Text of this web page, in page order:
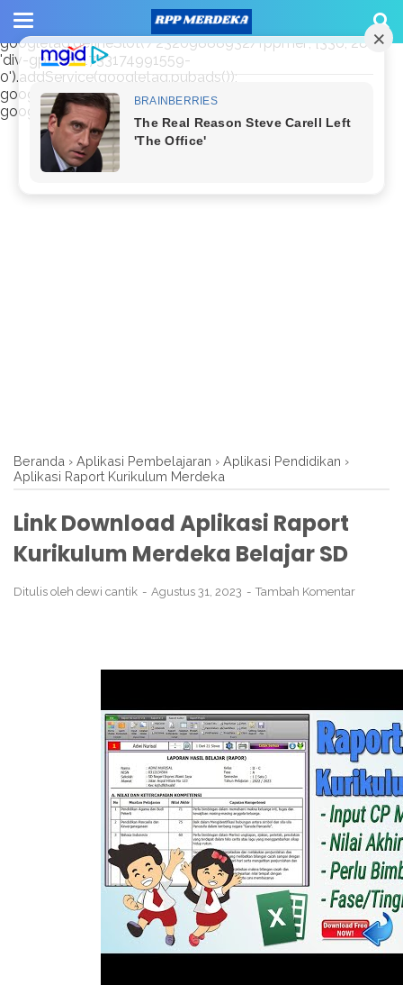
window.googletag = window.googletag || {cmd: []};
googletag.cmd.push(function() {
googletag.defineSlot('/23209888932/rppmer', [336, 280],
'div-gpt-ad-1733174991559-
0').addService(googletag.pubads());
googletag.pubads().enableSingleRequest();
googletag.enableServices(); });
Beranda › Aplikasi Pembelajaran › Aplikasi Pendidikan ›
Aplikasi Raport Kurikulum Merdeka
Link Download Aplikasi Raport
Kurikulum Merdeka Belajar SD
Ditulis oleh dewi cantik Agustus 31, 2023 Tambah Komentar